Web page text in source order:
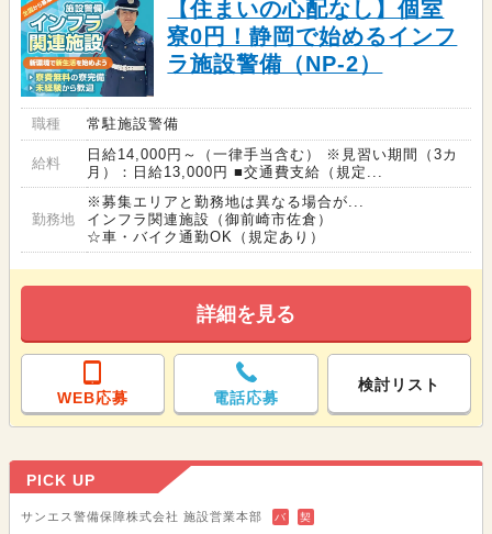
【住まいの心配なし】個室
寮0円！静岡で始めるインフ
ラ施設警備（NP-2）
職種 常駐施設警備
給料
日給14,000円～（一律手当含む） ※見習い期間（3カ
月）：日給13,000円 ■交通費支給（規定...
勤務地
※募集エリアと勤務地は異なる場合が...
インフラ関連施設（御前崎市佐倉）
☆車・バイク通勤OK（規定あり）
詳細を見る
WEB応募 電話応募
検討リスト
PICK UP
サンエス警備保障株式会社 施設営業本部 バ 契